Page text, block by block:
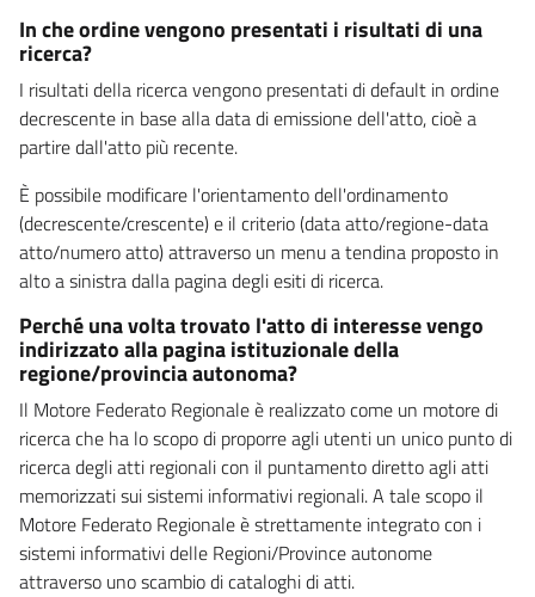
In che ordine vengono presentati i risultati di una
ricerca?
I risultati della ricerca vengono presentati di default in ordine
decrescente in base alla data di emissione dell'atto, cioè a
partire dall'atto più recente.
È possibile modificare l'orientamento dell'ordinamento
(decrescente/crescente) e il criterio (data atto/regione-data
atto/numero atto) attraverso un menu a tendina proposto in
alto a sinistra dalla pagina degli esiti di ricerca.
Perché una volta trovato l'atto di interesse vengo
indirizzato alla pagina istituzionale della
regione/provincia autonoma?
Il Motore Federato Regionale è realizzato come un motore di
ricerca che ha lo scopo di proporre agli utenti un unico punto di
ricerca degli atti regionali con il puntamento diretto agli atti
memorizzati sui sistemi informativi regionali. A tale scopo il
Motore Federato Regionale è strettamente integrato con i
sistemi informativi delle Regioni/Province autonome
attraverso uno scambio di cataloghi di atti.